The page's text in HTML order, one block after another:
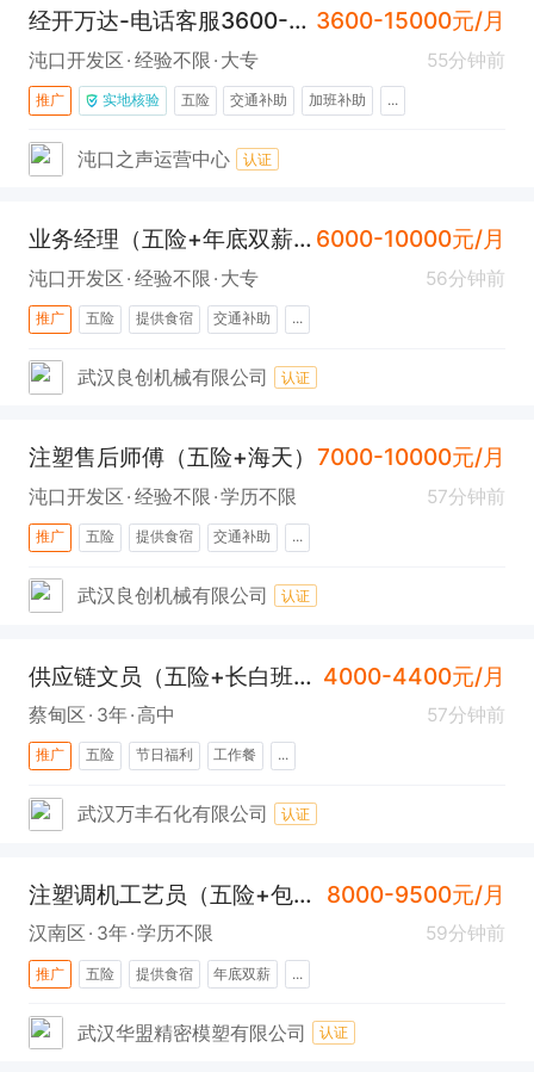
经开万达-电话客服3600-15000（车都快聘平台销售顾问） 3600-15000元/月
沌口开发区 经验不限 大专 55分钟前
推广 实地核验 五险 交通补助 加班补助 ...
沌口之声运营中心 认证
业务经理（五险+年底双薪+海天） 6000-10000元/月
沌口开发区 经验不限 大专 56分钟前
推广 五险 提供食宿 交通补助 ...
武汉良创机械有限公司 认证
注塑售后师傅（五险+海天） 7000-10000元/月
沌口开发区 经验不限 学历不限 57分钟前
推广 五险 提供食宿 交通补助 ...
武汉良创机械有限公司 认证
供应链文员（五险+长白班+常福） 4000-4400元/月
蔡甸区 3年 高中 57分钟前
推广 五险 节日福利 工作餐 ...
武汉万丰石化有限公司 认证
注塑调机工艺员（五险+包吃住+汉南） 8000-9500元/月
汉南区 3年 学历不限 59分钟前
推广 五险 提供食宿 年底双薪 ...
武汉华盟精密模塑有限公司 认证